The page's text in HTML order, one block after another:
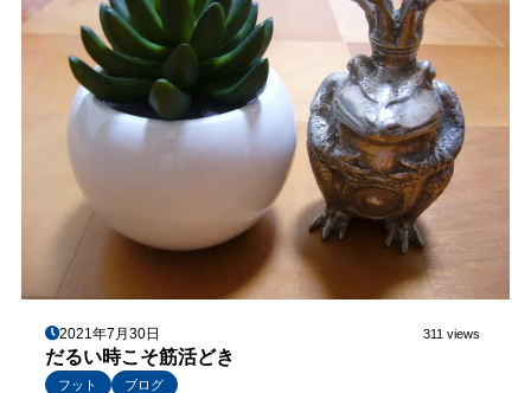
2021年7月30日 311 views
だるい時こそ筋活どき
フット
ブログ